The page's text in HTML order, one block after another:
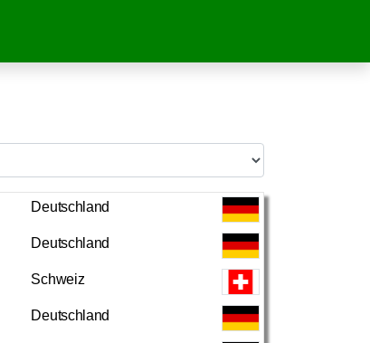
Deutschland
Deutschland
Schweiz
Deutschland